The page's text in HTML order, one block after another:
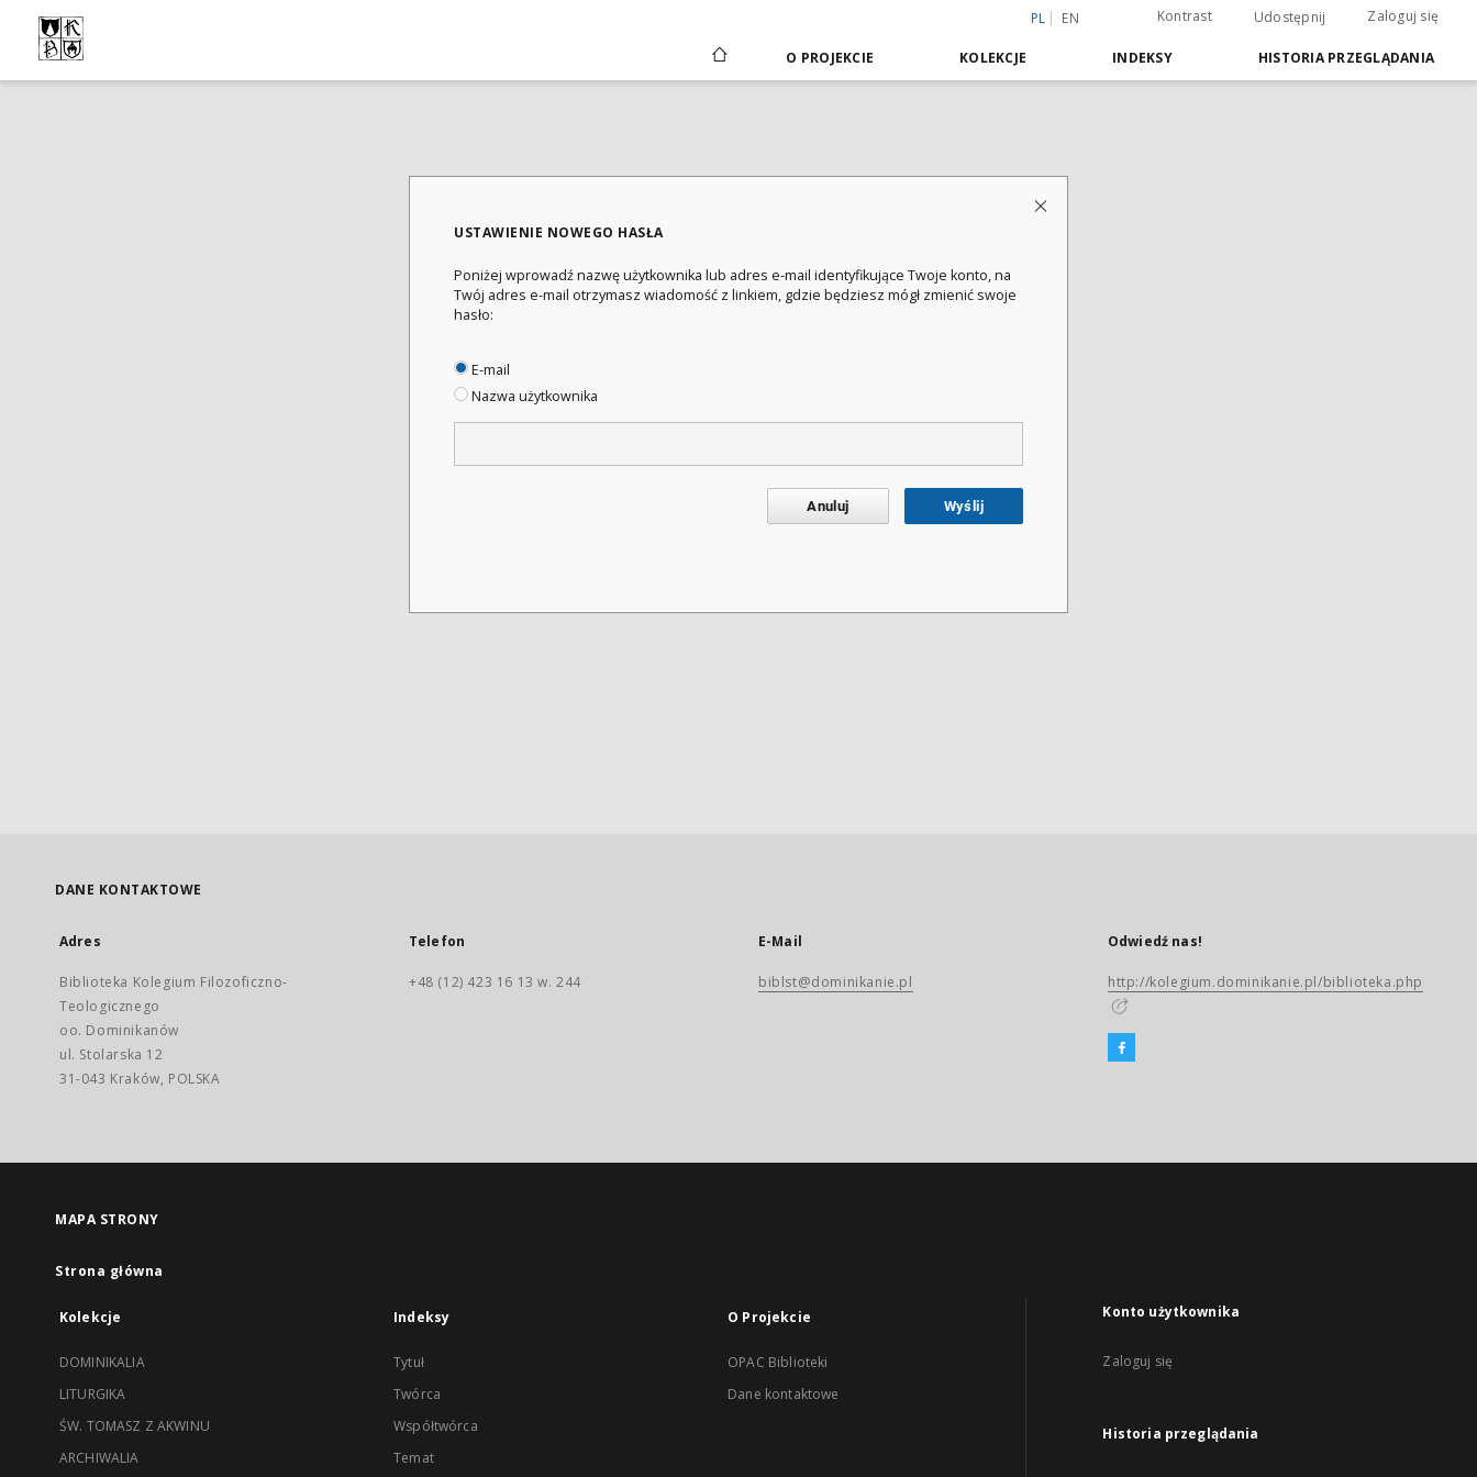
PL EN Kontrast Udostępnij Zaloguj się
O PROJEKCIE KOLEKCJE INDEKSY HISTORIA PRZEGLĄDANIA
USTAWIENIE NOWEGO HASŁA
Poniżej wprowadź nazwę użytkownika lub adres e-mail identyfikujące Twoje konto, na
Twój adres e-mail otrzymasz wiadomość z linkiem, gdzie będziesz mógł zmienić swoje
hasło:
E-mail
Nazwa użytkownika
Anuluj Wyślij
DANE KONTAKTOWE
Adres
Biblioteka Kolegium Filozoficzno-
Teologicznego
oo. Dominikanów
ul. Stolarska 12
31-043 Kraków, POLSKA
Telefon
+48 (12) 423 16 13 w. 244
E-Mail
biblst@dominikanie.pl
Odwiedź nas!
http://kolegium.dominikanie.pl/biblioteka.php
MAPA STRONY
Strona główna
Kolekcje
DOMINIKALIA
LITURGIKA
ŚW. TOMASZ Z AKWINU
ARCHIWALIA
Indeksy
Tytuł
Twórca
Współtwórca
Temat
O Projekcie
OPAC Biblioteki
Dane kontaktowe
Konto użytkownika
Zaloguj się
Historia przeglądania